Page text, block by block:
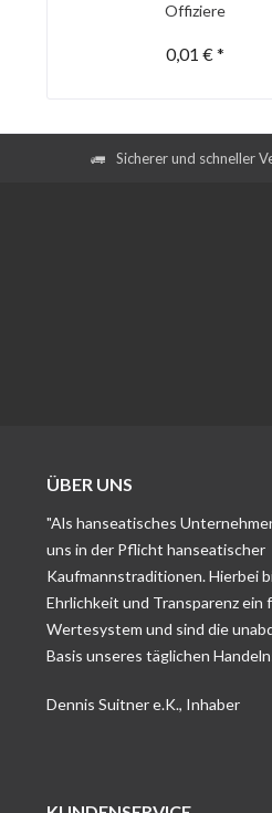
Offiziere
0,01 € *
Sicherer und schneller
ÜBER UNS
"Als hanseatisches
uns in der Pflicht hanseatischer
Kaufmannstraditionen. Hierbei
Ehrlichkeit und Transparenz ein
Wertesystem und sind die
Basis unseres täglichen
Dennis Suitner e.K., Inhaber